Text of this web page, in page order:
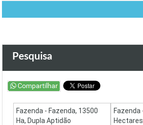
Pesquisa
Fazenda - Fazenda, 13500
Ha, Dupla Aptidão
Fazenda